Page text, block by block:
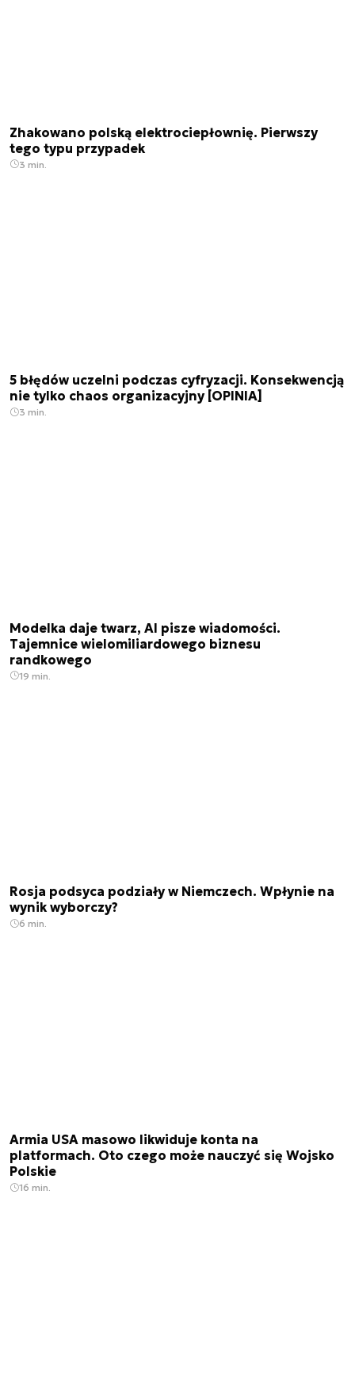
Zhakowano polską elektrociepłownię. Pierwszy
tego typu przypadek
3 min.
5 błędów uczelni podczas cyfryzacji. Konsekwencją
nie tylko chaos organizacyjny [OPINIA]
3 min.
Modelka daje twarz, AI pisze wiadomości.
Tajemnice wielomiliardowego biznesu
randkowego
19 min.
Rosja podsyca podziały w Niemczech. Wpłynie na
wynik wyborczy?
6 min.
Armia USA masowo likwiduje konta na
platformach. Oto czego może nauczyć się Wojsko
Polskie
16 min.